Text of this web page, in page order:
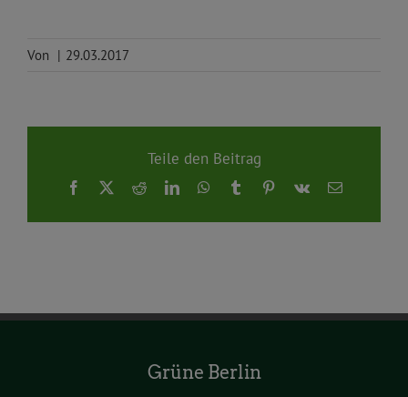
Von | 29.03.2017
Teile den Beitrag
Facebook
X RedditLinkedInWhatsApp
TumblrPinterest
Vk
E-
Grüne Berlin